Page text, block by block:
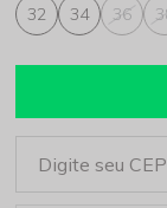
32 34 36